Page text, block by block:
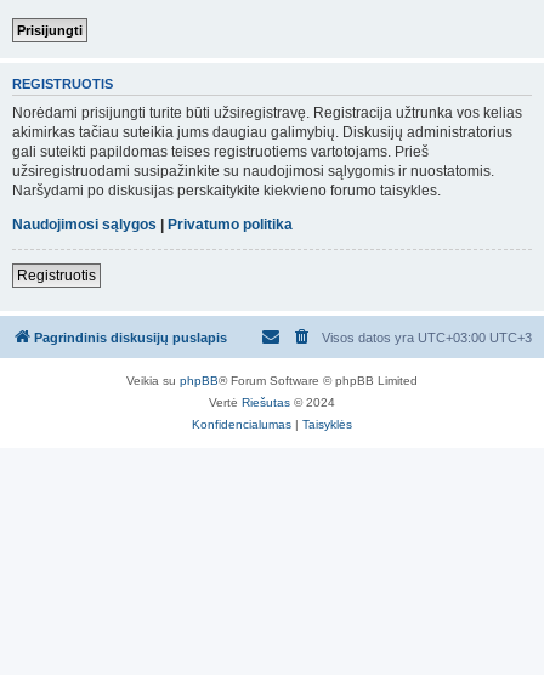
REGISTRUOTIS
Norėdami prisijungti turite būti užsiregistravę. Registracija užtrunka vos kelias
akimirkas tačiau suteikia jums daugiau galimybių. Diskusijų administratorius
gali suteikti papildomas teises registruotiems vartotojams. Prieš
užsiregistruodami susipažinkite su naudojimosi sąlygomis ir nuostatomis.
Naršydami po diskusijas perskaitykite kiekvieno forumo taisykles.
Naudojimosi sąlygos | Privatumo politika
Registruotis
Pagrindinis diskusijų puslapis Visos datos yra UTC+03:00 UTC+3
Veikia su phpBB® Forum Software © phpBB Limited
Vertė Riešutas © 2024
Konfidencialumas | Taisyklės